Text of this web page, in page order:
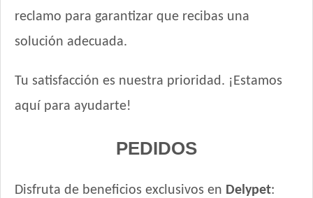
Vitalcan Balanced Natural Recipe Perro Sabor Carne
Argentina Seleccionada
Vitalcan Balanced Natural Recipe Perro Sabor Cerdo
Vitalcan Balanced Natural Recipe Perro Sabor Pollo
Vitalcan Balanced Natural Recipe Salmón Rosado
Vitalcan Balanced Perro Adulto Raza Grande
reclamo para garantizar que recibas una
solución adecuada.
Tu satisfacción es nuestra prioridad. ¡Estamos
aquí para ayudarte!
PEDIDOS
Disfruta de beneficios exclusivos en Delypet: